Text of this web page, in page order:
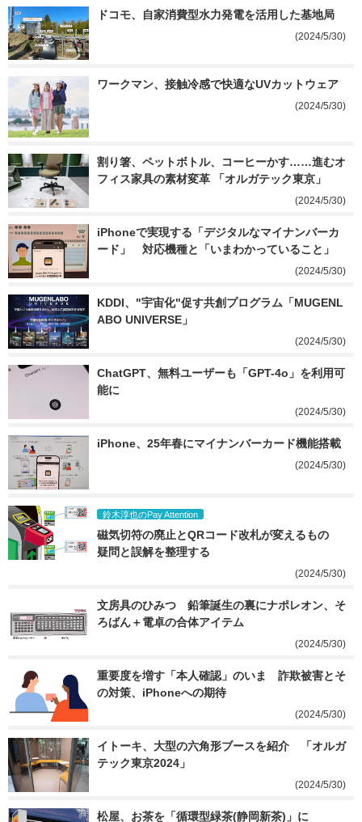
ドコモ、自家消費型水力発電を活用した基地局
(2024/5/30)
ワークマン、接触冷感で快適なUVカットウェア
(2024/5/30)
割り箸、ペットボトル、コーヒーかす……進むオ
フィス家具の素材変革 「オルガテック東京」
(2024/5/30)
iPhoneで実現する「デジタルなマイナンバーカ
ード」　対応機種と「いまわかっていること」
(2024/5/30)
KDDI、"宇宙化"促す共創プログラム「MUGENL
ABO UNIVERSE」
(2024/5/30)
ChatGPT、無料ユーザーも「GPT-4o」を利用可
能に
(2024/5/30)
iPhone、25年春にマイナンバーカード機能搭載
(2024/5/30)
鈴木淳也のPay Attention
磁気切符の廃止とQRコード改札が変えるもの
疑問と誤解を整理する
(2024/5/30)
文房具のひみつ　鉛筆誕生の裏にナポレオン、そ
ろばん＋電卓の合体アイテム
(2024/5/30)
重要度を増す「本人確認」のいま　詐欺被害とそ
の対策、iPhoneへの期待
(2024/5/30)
イトーキ、大型の六角形ブースを紹介　「オルガ
テック東京2024」
(2024/5/30)
松屋、お茶を「循環型緑茶(静岡新茶)」に